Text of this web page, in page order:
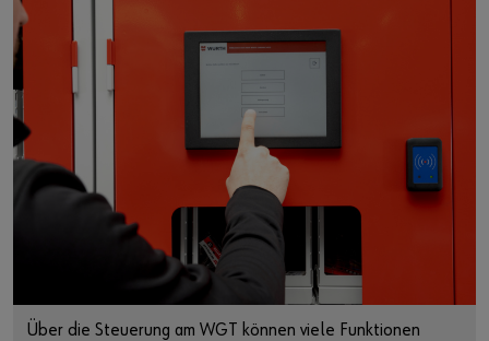
Über die Steuerung am WGT können viele Funktionen